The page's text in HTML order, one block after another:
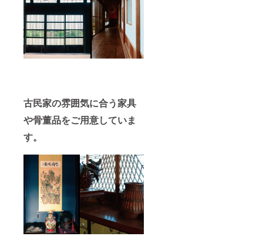
古民家の雰囲気に合う家具
や骨董品をご用意していま
す。